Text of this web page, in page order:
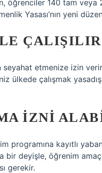
öğrenciler 140 tam veya
Yasası’nın yeni
etmenize izin
ülkede çalışmak
IZNI
programına kayıtlı
bir deyişle, öğrenim
gerekir.